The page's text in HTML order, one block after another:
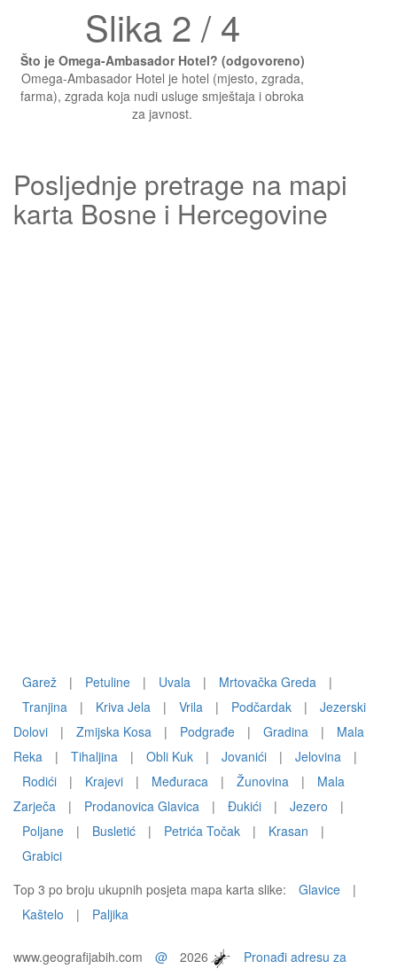
Slika 2 / 4
Što je Omega-Ambasador Hotel? (odgovoreno)
Omega-Ambasador Hotel je hotel (mjesto, zgrada,
farma), zgrada koja nudi usluge smještaja i obroka
za javnost.
Posljednje pretrage na mapi
karta Bosne i Hercegovine
Garež | Petuline | Uvala | Mrtovačka Greda
|
Tranjina
| Kriva Jela | Vrila | Podčardak |
Jezerski
Dolovi
| Zmijska Kosa | Podgrađe | Gradina |
Mala
Reka
| Tihaljina | Obli Kuk | Jovanići | Jelovina
|
Rodići
| Krajevi | Međuraca | Žunovina |
Mala
Zarječa
| Prodanovica Glavica | Đukići | Jezero
|
Poljane
| Busletić | Petrića Točak | Krasan
|
Grabici
Top 3 po broju ukupnih posjeta mapa karta slike:
Glavice
|
Kaštelo
| Paljika
www.geografijabih.com @ 2026 Pronađi adresu za